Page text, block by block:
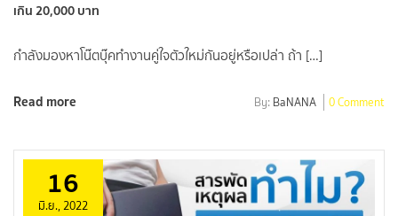
เกิน 20,000 บาท
กำลังมองหาโน๊ตบุ๊คทำงานคู่ใจตัวใหม่กันอยู่หรือเปล่า ถ้า […]
Read more By: BaNANA 0 Comment
16
มิ.ย., 2022